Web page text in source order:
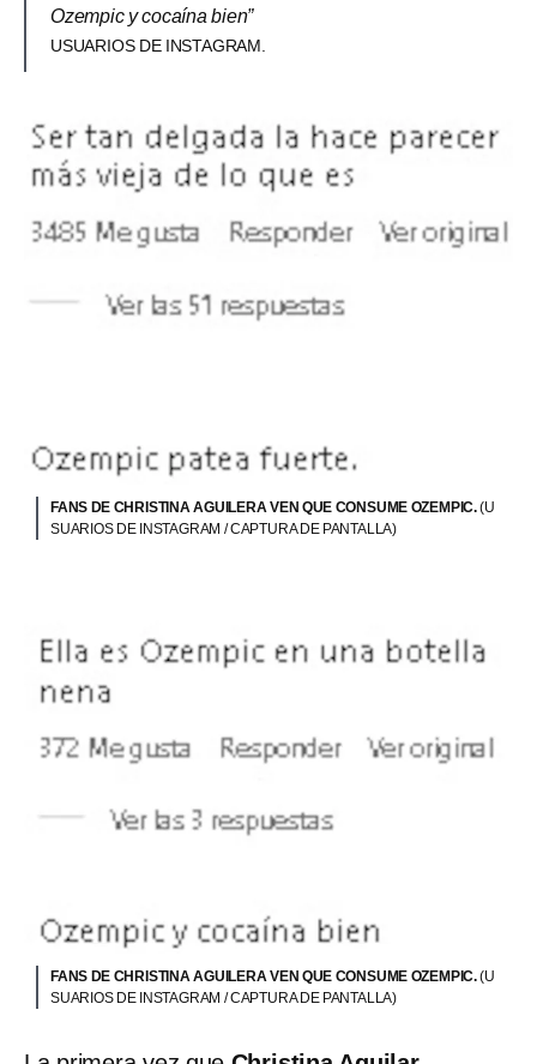
Ozempic y cocaína bien”
USUARIOS DE INSTAGRAM.
FANS DE CHRISTINA AGUILERA VEN QUE CONSUME OZEMPIC.(U
SUARIOS DE INSTAGRAM / CAPTURA DE PANTALLA)
FANS DE CHRISTINA AGUILERA VEN QUE CONSUME OZEMPIC.(U
SUARIOS DE INSTAGRAM / CAPTURA DE PANTALLA)